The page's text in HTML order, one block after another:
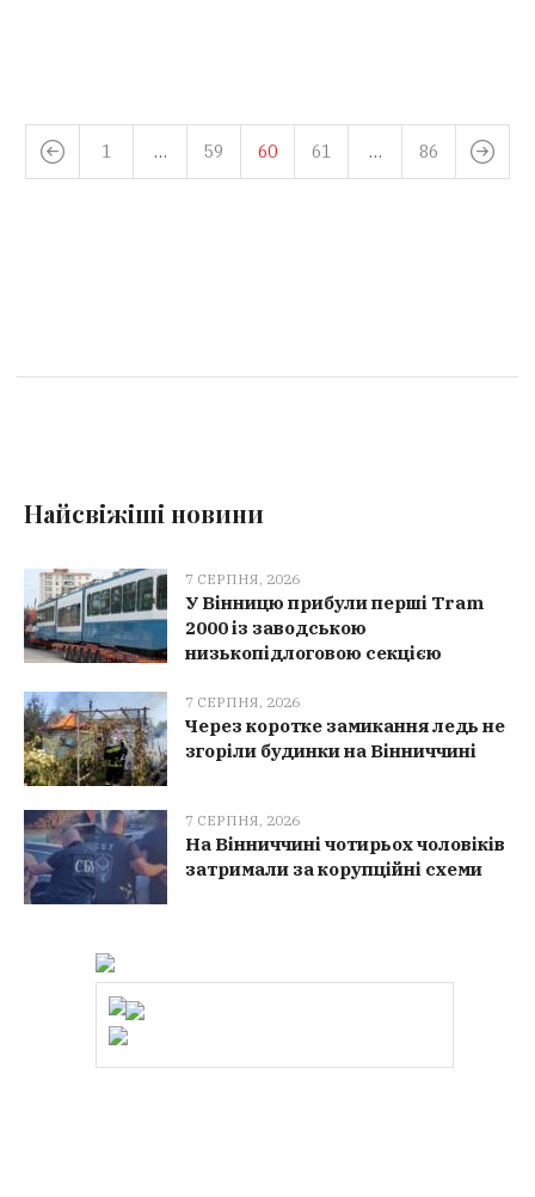
1 … 59 60 61 … 86
Найсвіжіші новини
7 СЕРПНЯ, 2026
У Вінницю прибули перші Tram
2000 із заводською
низькопідлоговою секцією
7 СЕРПНЯ, 2026
Через коротке замикання ледь не
згоріли будинки на Вінниччині
7 СЕРПНЯ, 2026
На Вінниччині чотирьох чоловіків
затримали за корупційні схеми